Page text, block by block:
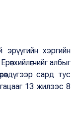
хэргийн
албыг
сард тус
13 жилээс 8